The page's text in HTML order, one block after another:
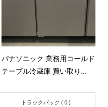
パナソニック 業務用コールド
テーブル冷蔵庫 買い取り...
トラックバック ( 0 )